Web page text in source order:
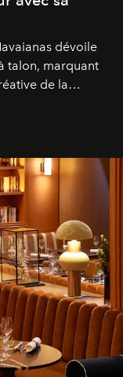
dévoile
talon, marquant
de la